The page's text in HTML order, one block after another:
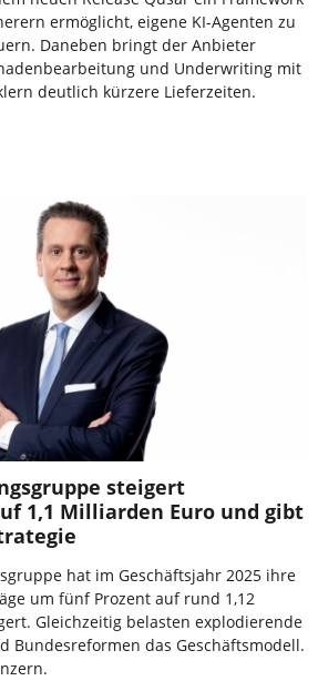
ermöglicht, eigene KI-Agenten zu
Daneben bringt der Anbieter
und Underwriting mit
deutlich kürzere Lieferzeiten.
steigert
1,1 Milliarden Euro und gibt
hat im Geschäftsjahr 2025 ihre
um fünf Prozent auf rund 1,12
Gleichzeitig belasten explodierende
Bundesreformen das Geschäftsmodell.